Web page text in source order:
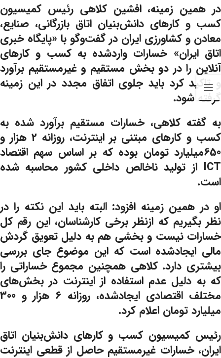
در همین زمینه، افشین کلاهی رئیس کمیسیون
کسب و کارهای دانش‌بنیان اتاق بازرگانی، صنایع،
معادن و کشاورزی ایران در گفت‌وگو با «پایگاه خبری
اتاق ایران» خسارات واردشده به کسب و کارهای
آنلاین را در دو بخش مستقیم و غیرمستقیم برآورد
و تاکید کرد باید جلوی اتفاق مجدد در این زمینه
گرفته شود.
به گفته کلاهی، خسارات مستقیم برآورد شده به
کسب و کارهای مبتنی بر اینترنت، روزانه 2 هزار و
650میلیارد تومان بوده که بر اساس سهم اقتصاد
ICT از تولید ناخالص داخلی کشور محاسبه‌ شده
است.
او در همین زمینه افزود: البته باید این نکته را در
نظر بگیریم که ازنظر برخی کارشناسان، این رقم کل
خسارات نیست و بخشی هم به دلیل تعویق گردش
مالی ایجادشده است که این موضوع جای بررسی
بیشتری دارد. کلاهی همچنین مجموع خساراتی را
که به دلیل عدم استفاده از اینترنت در بخش‌های
مختلف اقتصادی ایجادشده، روزانه 6 هزار و 300
میلیارد تومان اعلام کرد.
رئیس کمیسیون کسب و کارهای دانش‌بنیان اتاق
ایران، خسارات غیرمستقیم حاصل از قطعی اینترنت